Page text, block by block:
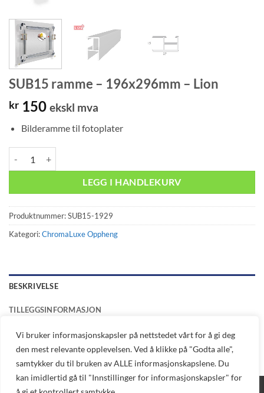
Vi bruker informasjonskapsler på nettstedet vårt for å gi deg
den mest relevante opplevelsen. Ved å klikke på "Godta alle",
samtykker du til bruken av ALLE informasjonskapslene. Du
kan imidlertid gå til "Innstillinger for informasjonskapsler" for
SUB15 ramme – 196x296mm – Lion
kr 150 ekskl mva
Bilderamme til fotoplater
LEGG I HANDLEKURV
Produktnummer:SUB15-1929
Kategori:ChromaLuxe Oppheng
BESKRIVELSE
TILLEGGSINFORMASJON
Bilderamme til fotoplater